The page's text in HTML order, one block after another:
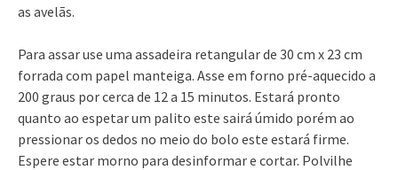
as avelãs.
Para assar use uma assadeira retangular de 30 cm x 23 cm
forrada com papel manteiga. Asse em forno pré-aquecido a
200 graus por cerca de 12 a 15 minutos. Estará pronto
quanto ao espetar um palito este sairá úmido porém ao
pressionar os dedos no meio do bolo este estará firme.
Espere estar morno para desinformar e cortar. Polvilhe